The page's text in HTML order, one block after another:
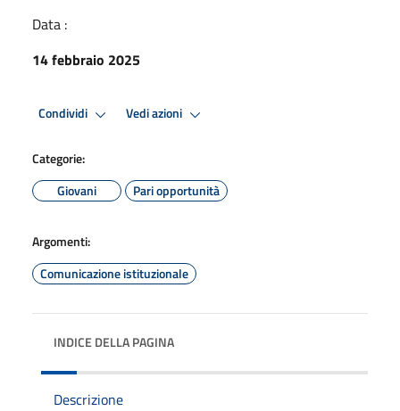
Data :
14 febbraio 2025
Condividi Vedi azioni
Categorie:
Giovani
Pari opportunità
Argomenti:
Comunicazione istituzionale
INDICE DELLA PAGINA
Descrizione